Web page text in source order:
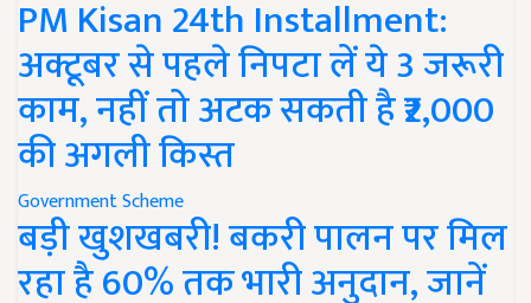
PM Kisan 24th Installment:
अक्टूबर से पहले निपटा लें ये 3 जरूरी
काम, नहीं तो अटक सकती है ₹2,000
की अगली किस्त
Government Scheme
बड़ी खुशखबरी! बकरी पालन पर मिल
रहा है 60% तक भारी अनुदान, जानें